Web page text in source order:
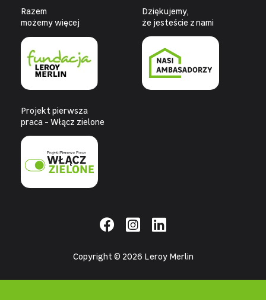
Razem
możemy więcej
Dziękujemy,
że jesteście z nami
Projekt pierwsza
praca - Włącz zielone
Copyright © 2026 Leroy Merlin